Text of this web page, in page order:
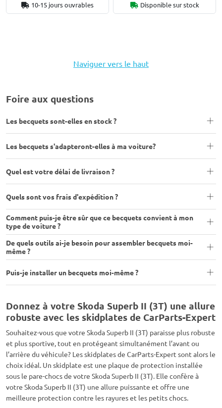
10-15 jours ouvrables Disponible sur stock
Naviguer vers le haut
Foire aux questions
Les becquets sont-elles en stock ?
Les becquets s'adapteront-elles à ma voiture?
Quel est votre délai de livraison ?
Quels sont vos frais d'expédition ?
Comment puis-je être sûr que ce becquets convient à mon
type de voiture ?
De quels outils ai-je besoin pour assembler becquets moi-
même ?
Puis-je installer un becquets moi-même ?
Donnez à votre Skoda Superb II (3T) une allure
robuste avec les skidplates de CarParts-Expert
Souhaitez-vous que votre Skoda Superb II (3T) paraisse plus robuste
et plus sportive, tout en protégeant simultanément l’avant ou
l’arrière du véhicule? Les skidplates de CarParts-Expert sont alors le
choix idéal. Un skidplate est une plaque de protection installée
sous le pare-chocs de votre Skoda Superb II (3T). Elle confère à
votre Skoda Superb II (3T) une allure puissante et offre une
meilleure protection contre les rayures et les petits chocs.